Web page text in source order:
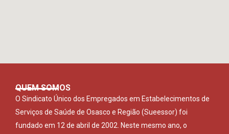
QUEM SOMOS
O Sindicato Único dos Empregados em Estabelecimentos de
Serviços de Saúde de Osasco e Região (Sueessor) foi
fundado em 12 de abril de 2002. Neste mesmo ano, o